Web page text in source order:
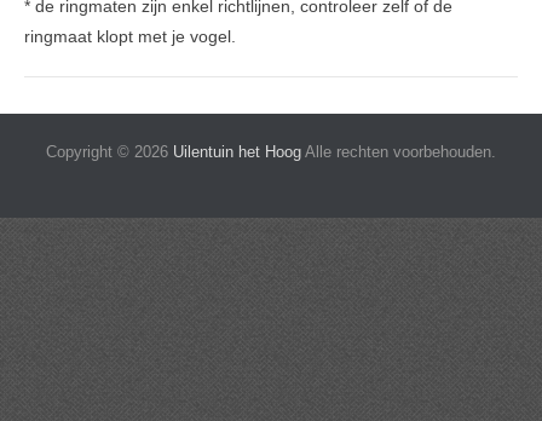
* de ringmaten zijn enkel richtlijnen, controleer zelf of de
ringmaat klopt met je vogel.
Copyright © 2026 Uilentuin het Hoog Alle rechten voorbehouden.